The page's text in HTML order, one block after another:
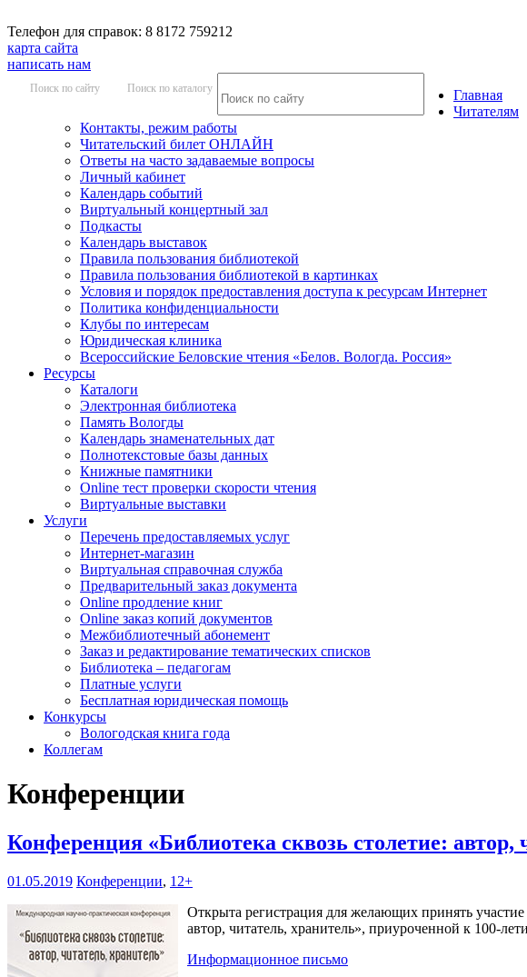
Телефон для справок: 8 8172 759212
карта сайта
написать нам
Поиск по сайту Поиск по каталогу
Главная
Читателям
Контакты, режим работы
Читательский билет ОНЛАЙН
Ответы на часто задаваемые вопросы
Личный кабинет
Календарь событий
Виртуальный концертный зал
Подкасты
Календарь выставок
Правила пользования библиотекой
Правила пользования библиотекой в картинках
Условия и порядок предоставления доступа к ресурсам Интернет
Политика конфиденциальности
Клубы по интересам
Юридическая клиника
Всероссийские Беловские чтения «Белов. Вологда. Россия»
Ресурсы
Каталоги
Электронная библиотека
Память Вологды
Календарь знаменательных дат
Полнотекстовые базы данных
Книжные памятники
Online тест проверки скорости чтения
Виртуальные выставки
Услуги
Перечень предоставляемых услуг
Интернет-магазин
Виртуальная справочная служба
Предварительный заказ документа
Online продление книг
Online заказ копий документов
Межбиблиотечный абонемент
Заказ и редактирование тематических списков
Библиотека – педагогам
Платные услуги
Бесплатная юридическая помощь
Конкурсы
Вологодская книга года
Коллегам
Конференции
Конференция «Библиотека сквозь столетие: автор,
01.05.2019 Конференции, 12+
Открыта регистрация для желающих принять
автор, читатель, хранитель», приуроченной к 100-
Информационное письмо